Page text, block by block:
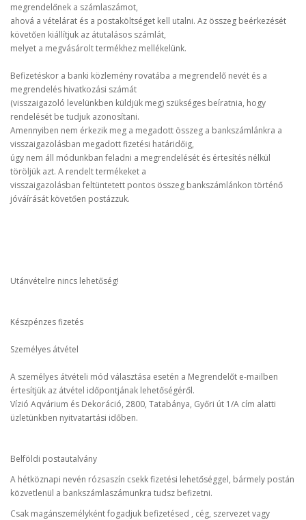
megrendelőnek a számlaszámot,
ahová a vételárat és a postaköltséget kell utalni. Az összeg beérkezését
követően kiállítjuk az átutalásos számlát,
melyet a megvásárolt termékhez mellékelünk.
Befizetéskor a banki közlemény rovatába a megrendelő nevét és a
megrendelés hivatkozási számát
(visszaigazoló levelünkben küldjük meg) szükséges beíratnia, hogy
rendelését be tudjuk azonosítani.
Amennyiben nem érkezik meg a megadott összeg a bankszámlánkra a
visszaigazolásban megadott fizetési határidőig,
úgy nem áll módunkban feladni a megrendelését és értesítés nélkül
töröljük azt. A rendelt termékeket a
visszaigazolásban feltüntetett pontos összeg bankszámlánkon történő
jóváírását követően postázzuk.
Utánvételre nincs lehetőség!
Készpénzes fizetés
Személyes átvétel
A személyes átvételi mód választása esetén a Megrendelőt e-mailben
értesítjük az átvétel időpontjának lehetőségéről.
Vízió Aqvárium és Dekoráció, 2800, Tatabánya, Győri út 1/A cím alatti
üzletünkben nyitvatartási időben.
Belföldi postautalvány
A hétköznapi nevén rózsaszín csekk fizetési lehetőséggel, bármely postán
közvetlenül a bankszámlaszámunkra tudsz befizetni.
Csak magánszemélyként fogadjuk befizetésed , cég, szervezet vagy